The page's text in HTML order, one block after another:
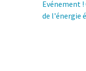
Evénement
de l'énergie